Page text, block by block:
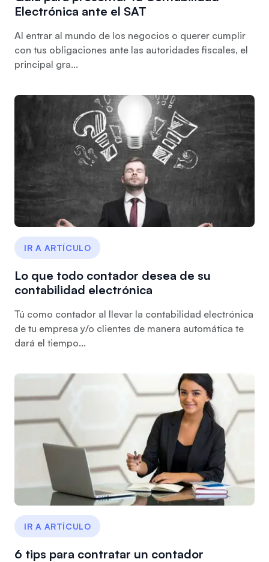
Electrónica ante el SAT
Al entrar al mundo de los negocios o querer cumplir
con tus obligaciones ante las autoridades fiscales, el
principal gra...
IR A ARTÍCULO
Lo que todo contador desea de su
contabilidad electrónica
Tú como contador al llevar la contabilidad electrónica
de tu empresa y/o clientes de manera automática te
dará el tiempo...
IR A ARTÍCULO
6 tips para contratar un contador